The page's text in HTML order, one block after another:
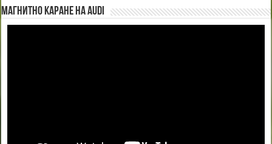
Магнитно каране на Audi